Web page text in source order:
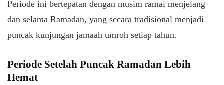
Periode ini bertepatan dengan musim ramai menjelang
dan selama Ramadan, yang secara tradisional menjadi
puncak kunjungan jamaah umroh setiap tahun.
Periode Setelah Puncak Ramadan Lebih
Hemat